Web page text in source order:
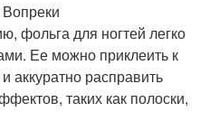
фольга для ногтей легко
Ее можно приклеить к
аккуратно расправить
таких как полоски,